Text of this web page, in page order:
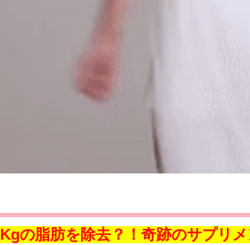
の脂肪を除去？！奇跡のサプリメ